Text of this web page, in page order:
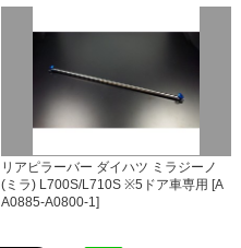
リアピラーバー ダイハツ ミラジーノ
(ミラ) L700S/L710S ※5ドア車専用 [A
A0885-A0800-1]